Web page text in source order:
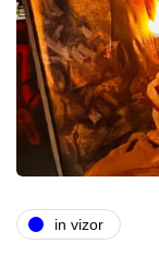
in vizor